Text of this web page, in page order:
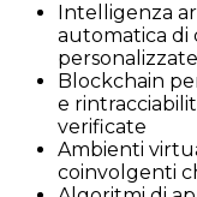
Intelligenza
automatica di
personalizzate
Blockchain
e
verificate
Ambienti
coinvolgenti